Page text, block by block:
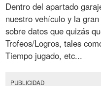
Dentro del apartado
nuestro vehículo y la
sobre datos que quizás
Trofeos/Logros, tales
Tiempo jugado, etc...
PUBLICIDAD